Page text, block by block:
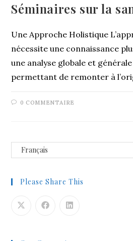
Séminaires sur la
Une Approche Holistique
nécessite une connaissance
une analyse globale et
permettant de remonter à
0 COMMENTAIRE
Please Share This